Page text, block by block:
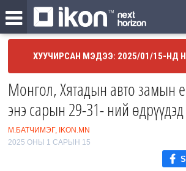
ХУУЧИРСАН МЭДЭЭ: 2025/01/15-НД
Монгол, Хятадын авто замын
энэ сарын 29-31- ний өдрүүдэд
М.БАТЧИМЭГ, IKON.MN
2025 ОНЫ 1 САРЫН 15